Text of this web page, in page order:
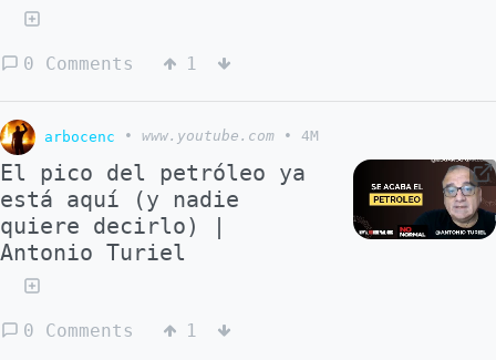
0 Comments 1
arbocenc • www.youtube.com • 4M
El pico del petróleo ya
está aquí (y nadie
quiere decirlo) |
Antonio Turiel
0 Comments 1